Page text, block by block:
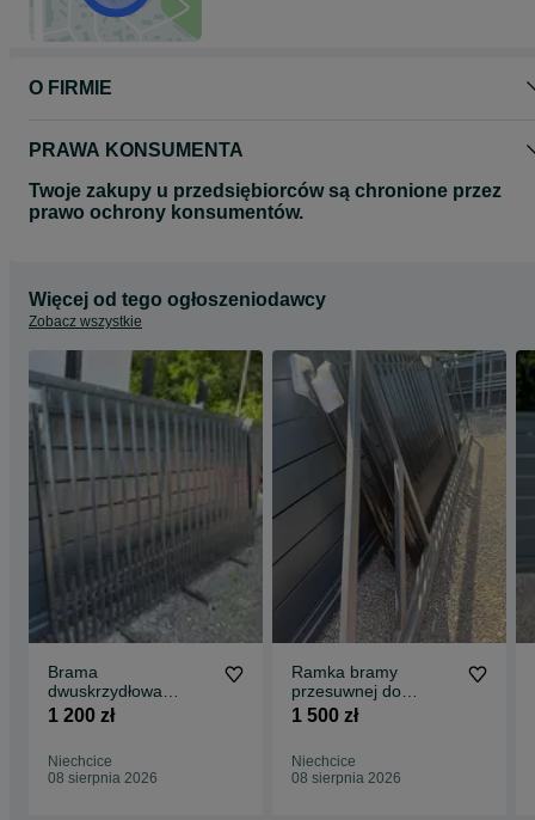
O FIRMIE
PRAWA KONSUMENTA
Twoje zakupy u przedsiębiorców są chronione przez
prawo ochrony konsumentów.
Więcej od tego ogłoszeniodawcy
Zobacz wszystkie
Brama
dwuskrzydłowa
wypełnienie kątownik
1 200 zł
Niechcice
08 sierpnia 2026
Ramka bramy
przesuwnej do
wypełnienie ,wym.
1 500 zł
Niechcice
08 sierpnia 2026